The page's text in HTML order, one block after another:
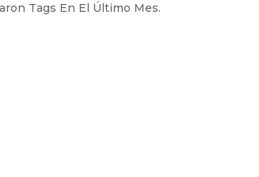
Tags En El Último Mes.